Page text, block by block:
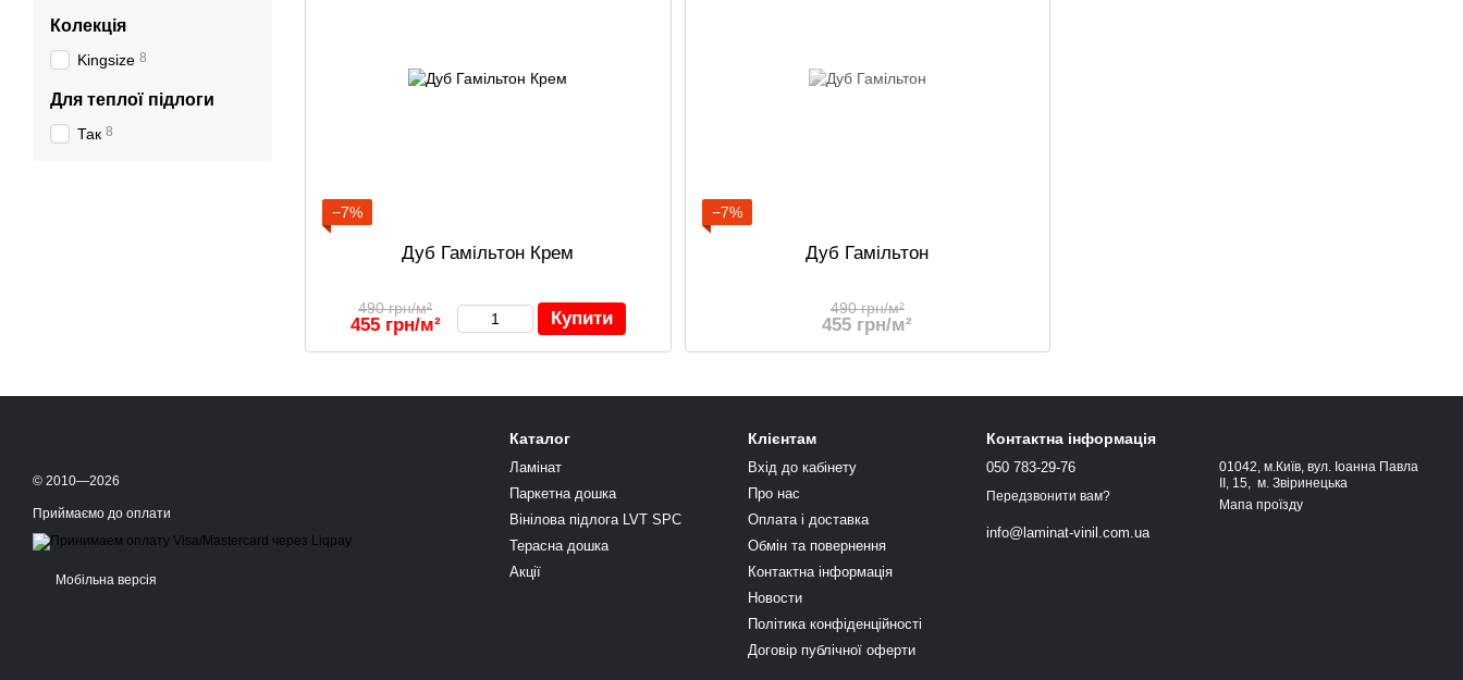
−7%
Дуб Гамільтон Крем
490 грн/м²
455 грн/м² Купити
−7%
Дуб Гамільтон
490 грн/м²
455 грн/м²
Колекція
Kingsize 8
Для теплої підлоги
Так 8
© 2010—2026
Приймаємо до оплати
Мобільна версія
Каталог
Ламінат
Паркетна дошка
Вінілова підлога LVT SPC
Терасна дошка
Акції
Клієнтам
Вхід до кабінету
Про нас
Оплата і доставка
Обмін та повернення
Контактна інформація
Новости
Політика конфіденційності
Договір публічної оферти
Контактна інформація
050 783-29-76
Передзвонити вам?
info@laminat-vinil.com.ua
01042, м.Київ, вул. Іоанна Павла
ІІ, 15, м. Звіринецька
Мапа проїзду